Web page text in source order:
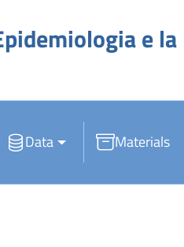
e
Data Materials